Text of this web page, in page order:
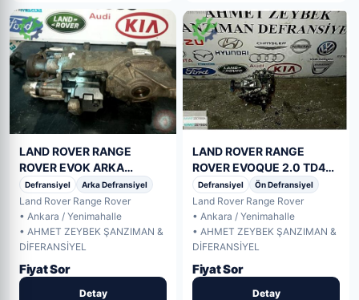
LAND ROVER RANGE
ROVER EVOK ARKA
DEFRANSİYEL
Defransiyel Arka Defransiyel
Land Rover Range Rover
• Ankara / Yenimahalle
• AHMET ZEYBEK ŞANZIMAN &
DİFERANSİYEL
Fiyat Sor
Detay
LAND ROVER RANGE
ROVER EVOQUE 2.0 TD4
ÖN DEFRANSİYEL
Defransiyel Ön Defransiyel
Land Rover Range Rover
• Ankara / Yenimahalle
• AHMET ZEYBEK ŞANZIMAN &
DİFERANSİYEL
Fiyat Sor
Detay